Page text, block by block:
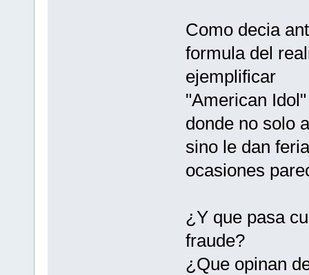
Como decia
formula del
ejemplificar
"American
donde no solo
sino le dan
ocasiones
¿Y que pasa
fraude?
¿Que opinan